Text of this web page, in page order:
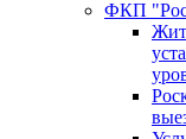
ФКП